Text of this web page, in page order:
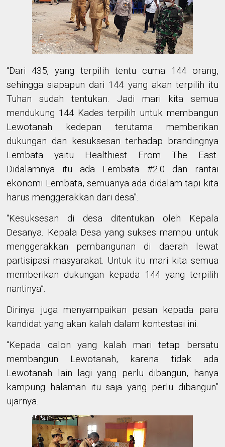
“Dari 435, yang terpilih tentu cuma 144 orang,
sehingga siapapun dari 144 yang akan terpilih itu
Tuhan sudah tentukan. Jadi mari kita semua
mendukung 144 Kades terpilih untuk membangun
Lewotanah kedepan terutama memberikan
dukungan dan kesuksesan terhadap brandingnya
Lembata yaitu Healthiest From The East.
Didalamnya itu ada Lembata #2.0 dan rantai
ekonomi Lembata, semuanya ada didalam tapi kita
harus menggerakkan dari desa”.
“Kesuksesan di desa ditentukan oleh Kepala
Desanya. Kepala Desa yang sukses mampu untuk
menggerakkan pembangunan di daerah lewat
partisipasi masyarakat. Untuk itu mari kita semua
memberikan dukungan kepada 144 yang terpilih
nantinya”.
Dirinya juga menyampaikan pesan kepada para
kandidat yang akan kalah dalam kontestasi ini.
“Kepada calon yang kalah mari tetap bersatu
membangun Lewotanah, karena tidak ada
Lewotanah lain lagi yang perlu dibangun, hanya
kampung halaman itu saja yang perlu dibangun”
ujarnya.